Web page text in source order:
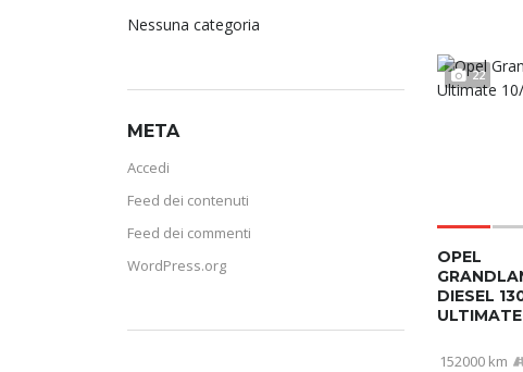
Nessuna categoria
META
Accedi
Feed dei contenuti
Feed dei commenti
WordPress.org
22
OPEL
DIESEL
152000 km